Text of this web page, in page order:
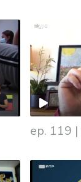
ep. 119 |